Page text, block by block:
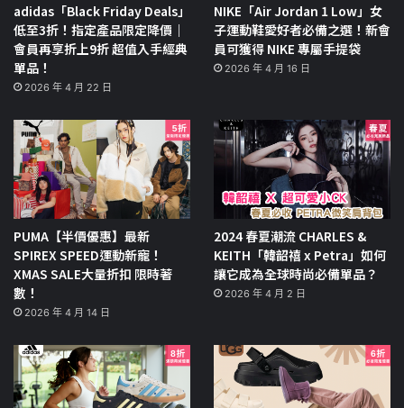
adidas「Black Friday Deals」
低至3折！指定產品限定降價｜
會員再享折上9折 超值入手經典
單品！
2026 年 4 月 22 日
NIKE「Air Jordan 1 Low」女
子運動鞋愛好者必備之選！新會
員可獲得 NIKE 專屬手提袋
2026 年 4 月 16 日
PUMA【半價優惠】最新
SPIREX SPEED運動新寵！
XMAS SALE大量折扣 限時著
數！
2026 年 4 月 14 日
2024 春夏潮流 CHARLES &
KEITH「韓韶禧 x Petra」如何
讓它成為全球時尚必備單品？
2026 年 4 月 2 日